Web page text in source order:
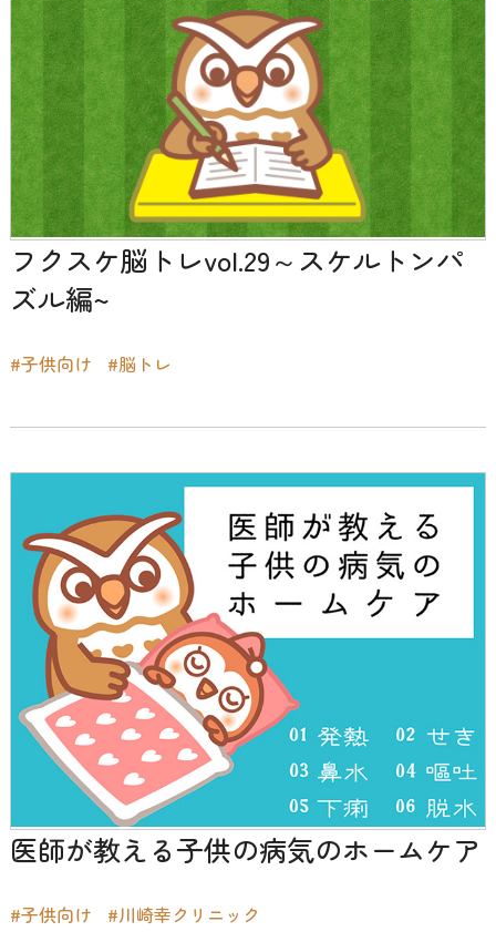
フクスケ脳トレvol.29～スケルトンパ
ズル編~
#子供向け #脳トレ
医師が教える子供の病気のホームケア
#子供向け #川崎幸クリニック